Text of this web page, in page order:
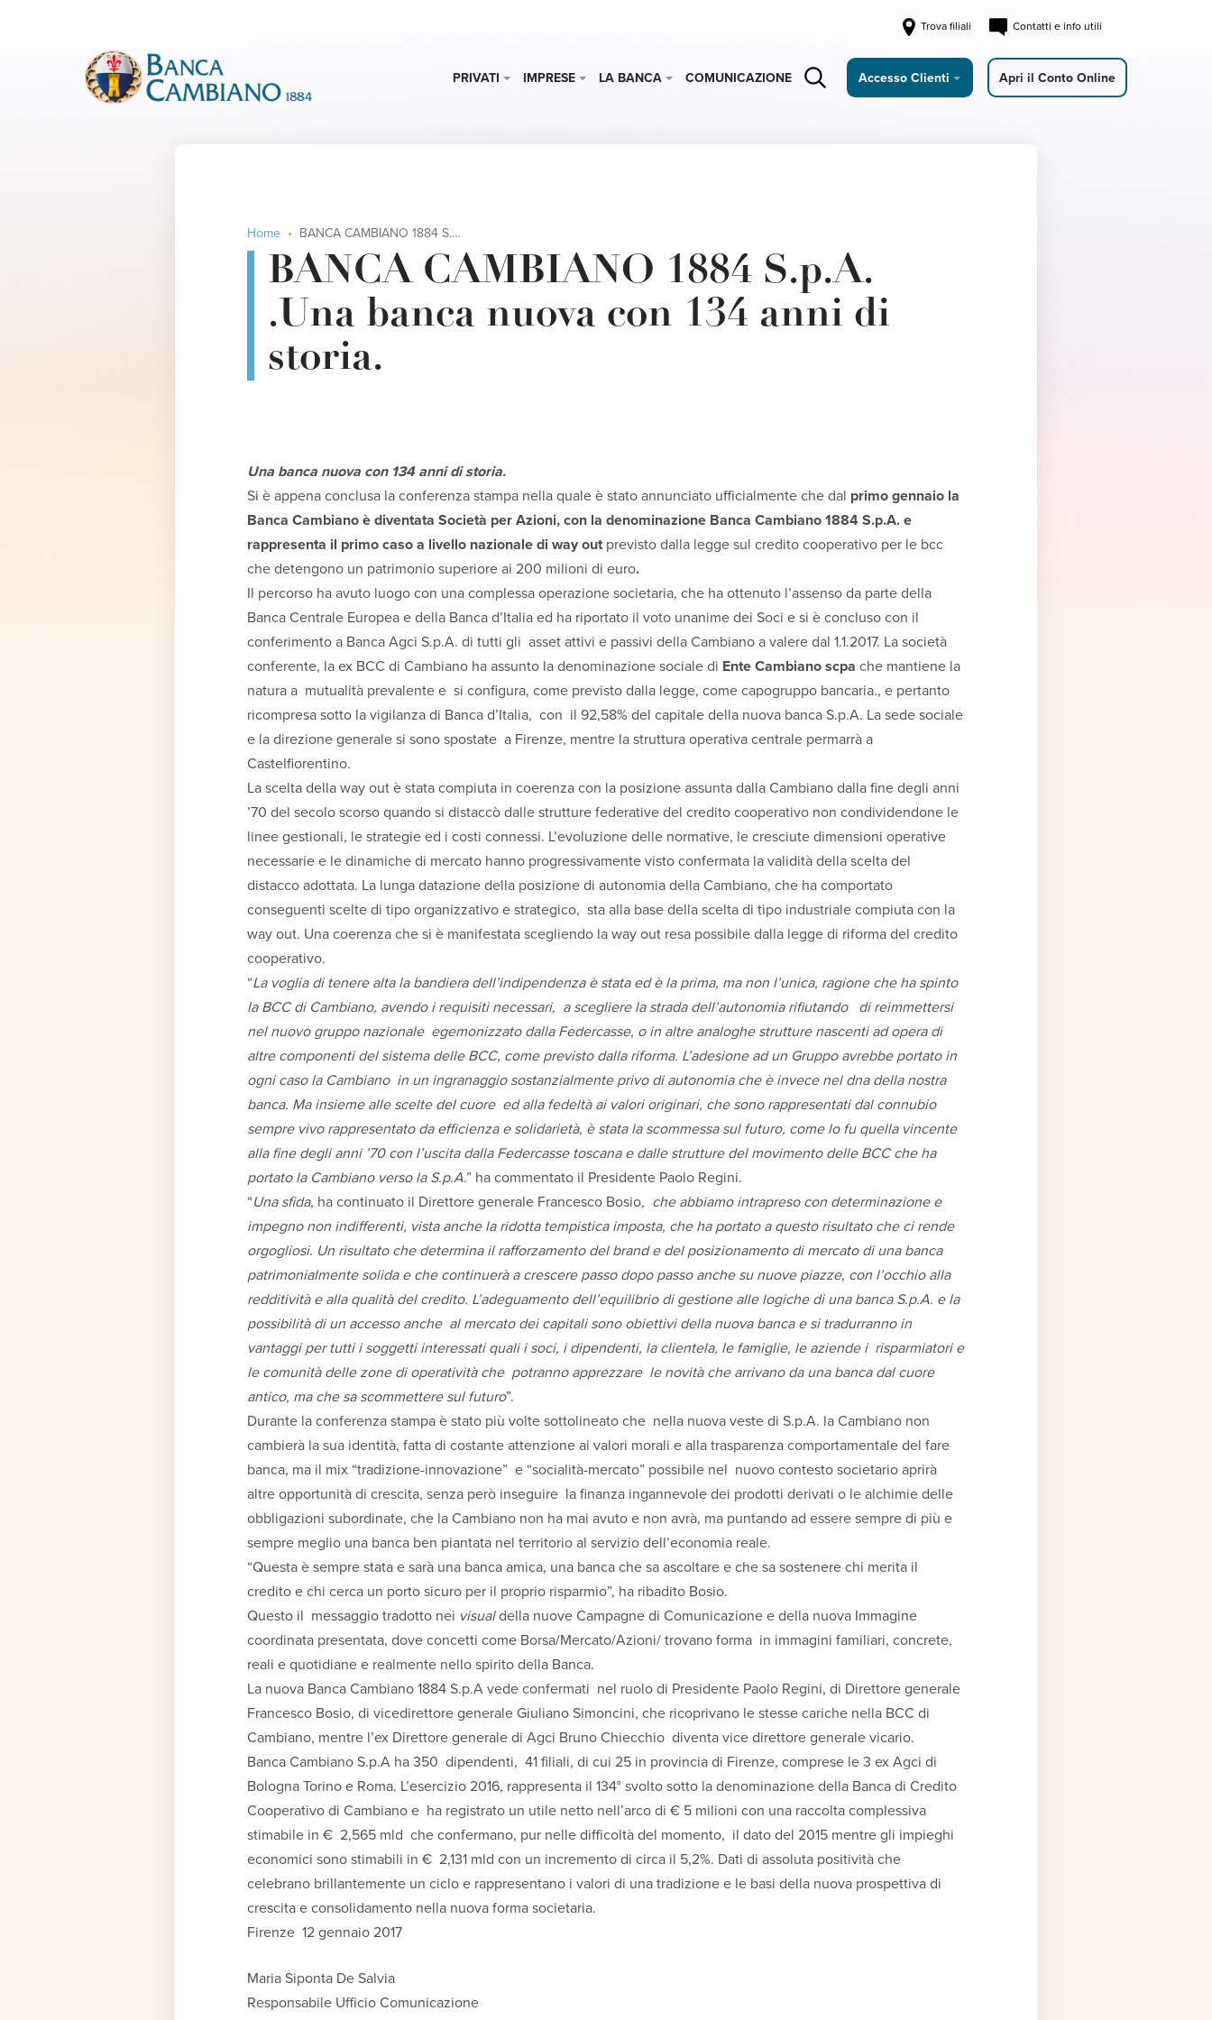
Trova filiali Contatti e info utili
PRIVATI IMPRESE LA BANCA COMUNICAZIONE Accesso Clienti Apri il Conto Online
Home BANCA CAMBIANO 1884 S.p.A. .Una banca nuova con 134 anni di storia.
BANCA CAMBIANO 1884 S.p.A.
.Una banca nuova con 134 anni di
storia.
Una banca nuova con 134 anni di storia.
Si è appena conclusa la conferenza stampa nella quale è stato annunciato ufficialmente che dal primo gennaio la
Banca Cambiano è diventata Società per Azioni, con la denominazione Banca Cambiano 1884 S.p.A. e
rappresenta il primo caso a livello nazionale di way out previsto dalla legge sul credito cooperativo per le bcc
che detengono un patrimonio superiore ai 200 milioni di euro.
Il percorso ha avuto luogo con una complessa operazione societaria, che ha ottenuto l’assenso da parte della
Banca Centrale Europea e della Banca d’Italia ed ha riportato il voto unanime dei Soci e si è concluso con il
conferimento a Banca Agci S.p.A. di tutti gli asset attivi e passivi della Cambiano a valere dal 1.1.2017. La società
conferente, la ex BCC di Cambiano ha assunto la denominazione sociale di Ente Cambiano scpa che mantiene la
natura a mutualità prevalente e si configura, come previsto dalla legge, come capogruppo bancaria., e pertanto
ricompresa sotto la vigilanza di Banca d’Italia, con il 92,58% del capitale della nuova banca S.p.A. La sede sociale
e la direzione generale si sono spostate a Firenze, mentre la struttura operativa centrale permarrà a
Castelfiorentino.
La scelta della way out è stata compiuta in coerenza con la posizione assunta dalla Cambiano dalla fine degli anni
’70 del secolo scorso quando si distaccò dalle strutture federative del credito cooperativo non condividendone le
linee gestionali, le strategie ed i costi connessi. L’evoluzione delle normative, le cresciute dimensioni operative
necessarie e le dinamiche di mercato hanno progressivamente visto confermata la validità della scelta del
distacco adottata. La lunga datazione della posizione di autonomia della Cambiano, che ha comportato
conseguenti scelte di tipo organizzativo e strategico, sta alla base della scelta di tipo industriale compiuta con la
way out. Una coerenza che si è manifestata scegliendo la way out resa possibile dalla legge di riforma del credito
cooperativo.
“La voglia di tenere alta la bandiera dell’indipendenza è stata ed è la prima, ma non l’unica, ragione che ha spinto
la BCC di Cambiano, avendo i requisiti necessari, a scegliere la strada dell’autonomia rifiutando di reimmettersi
nel nuovo gruppo nazionale egemonizzato dalla Federcasse, o in altre analoghe strutture nascenti ad opera di
altre componenti del sistema delle BCC, come previsto dalla riforma. L’adesione ad un Gruppo avrebbe portato in
ogni caso la Cambiano in un ingranaggio sostanzialmente privo di autonomia che è invece nel dna della nostra
banca. Ma insieme alle scelte del cuore ed alla fedeltà ai valori originari, che sono rappresentati dal connubio
sempre vivo rappresentato da efficienza e solidarietà, è stata la scommessa sul futuro, come lo fu quella vincente
alla fine degli anni ’70 con l’uscita dalla Federcasse toscana e dalle strutture del movimento delle BCC che ha
portato la Cambiano verso la S.p.A.” ha commentato il Presidente Paolo Regini.
“Una sfida, ha continuato il Direttore generale Francesco Bosio, che abbiamo intrapreso con determinazione e
impegno non indifferenti, vista anche la ridotta tempistica imposta, che ha portato a questo risultato che ci rende
orgogliosi. Un risultato che determina il rafforzamento del brand e del posizionamento di mercato di una banca
patrimonialmente solida e che continuerà a crescere passo dopo passo anche su nuove piazze, con l’occhio alla
redditività e alla qualità del credito. L’adeguamento dell’equilibrio di gestione alle logiche di una banca S.p.A. e la
possibilità di un accesso anche al mercato dei capitali sono obiettivi della nuova banca e si tradurranno in
vantaggi per tutti i soggetti interessati quali i soci, i dipendenti, la clientela, le famiglie, le aziende i risparmiatori e
le comunità delle zone di operatività che potranno apprezzare le novità che arrivano da una banca dal cuore
antico, ma che sa scommettere sul futuro”.
Durante la conferenza stampa è stato più volte sottolineato che nella nuova veste di S.p.A. la Cambiano non
cambierà la sua identità, fatta di costante attenzione ai valori morali e alla trasparenza comportamentale del fare
banca, ma il mix “tradizione-innovazione” e “socialità-mercato” possibile nel nuovo contesto societario aprirà
altre opportunità di crescita, senza però inseguire la finanza ingannevole dei prodotti derivati o le alchimie delle
obbligazioni subordinate, che la Cambiano non ha mai avuto e non avrà, ma puntando ad essere sempre di più e
sempre meglio una banca ben piantata nel territorio al servizio dell’economia reale.
“Questa è sempre stata e sarà una banca amica, una banca che sa ascoltare e che sa sostenere chi merita il
credito e chi cerca un porto sicuro per il proprio risparmio”, ha ribadito Bosio.
Questo il messaggio tradotto nei visualdella nuove Campagne di Comunicazione e della nuova Immagine
coordinata presentata, dove concetti come Borsa/Mercato/Azioni/ trovano forma in immagini familiari, concrete,
reali e quotidiane e realmente nello spirito della Banca.
La nuova Banca Cambiano 1884 S.p.A vede confermati nel ruolo di Presidente Paolo Regini, di Direttore generale
Francesco Bosio, di vicedirettore generale Giuliano Simoncini, che ricoprivano le stesse cariche nella BCC di
Cambiano, mentre l’ex Direttore generale di Agci Bruno Chiecchio diventa vice direttore generale vicario.
Banca Cambiano S.p.A ha 350 dipendenti, 41 filiali, di cui 25 in provincia di Firenze, comprese le 3 ex Agci di
Bologna Torino e Roma. L’esercizio 2016, rappresenta il 134° svolto sotto la denominazione della Banca di Credito
Cooperativo di Cambiano e ha registrato un utile netto nell’arco di € 5 milioni con una raccolta complessiva
stimabile in € 2,565 mld che confermano, pur nelle difficoltà del momento, il dato del 2015 mentre gli impieghi
economici sono stimabili in € 2,131 mld con un incremento di circa il 5,2%. Dati di assoluta positività che
celebrano brillantemente un ciclo e rappresentano i valori di una tradizione e le basi della nuova prospettiva di
crescita e consolidamento nella nuova forma societaria.
Firenze 12 gennaio 2017
Maria Siponta De Salvia
Responsabile Ufficio Comunicazione